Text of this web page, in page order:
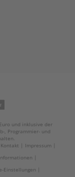
und inklusive der
, Programmier- und
Kontakt
Impressum
Einstellungen